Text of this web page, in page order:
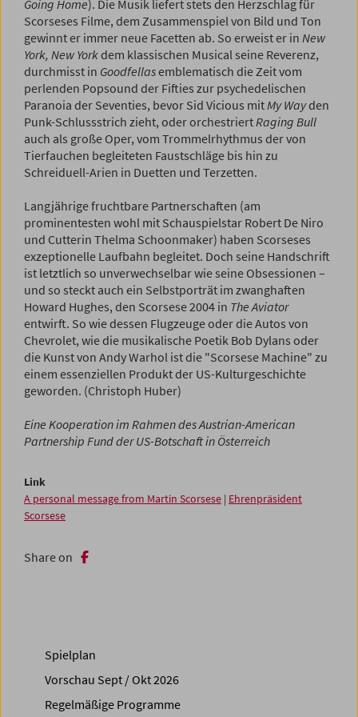
Going Home). Die Musik liefert stets den Herzschlag für
Scorseses Filme, dem Zusammenspiel von Bild und Ton
gewinnt er immer neue Facetten ab. So erweist er in New
York, New Yorkdem klassischen Musical seine Reverenz,
durchmisst in Goodfellasemblematisch die Zeit vom
perlenden Popsound der Fifties zur psychedelischen
Paranoia der Seventies, bevor Sid Vicious mitMy Wayden
Punk-Schlussstrich zieht, oder orchestriertRaging Bull
auch als große Oper, vom Trommelrhythmus der von
Tierfauchen begleiteten Faustschläge bis hin zu
Schreiduell-Arien in Duetten und Terzetten.
Langjährige fruchtbare Partnerschaften (am
prominentesten wohl mit Schauspielstar Robert De Niro
und Cutterin Thelma Schoonmaker) haben Scorseses
exzeptionelle Laufbahn begleitet. Doch seine Handschrift
ist letztlich so unverwechselbar wie seine Obsessionen –
und so steckt auch ein Selbstporträt im zwanghaften
Howard Hughes, den Scorsese 2004 in The Aviator
entwirft. So wie dessen Flugzeuge oder die Autos von
Chevrolet, wie die musikalische Poetik Bob Dylans oder
die Kunst von Andy Warhol ist die "Scorsese Machine" zu
einem essenziellen Produkt der US-Kulturgeschichte
geworden. (Christoph Huber)
Eine Kooperation im Rahmen des Austrian-American
Partnership Fund der US-Botschaft in Österreich
Link
A personal message from Martin Scorsese | Ehrenpräsident
Scorsese
Share on
Spielplan
Vorschau Sept / Okt 2026
Regelmäßige Programme